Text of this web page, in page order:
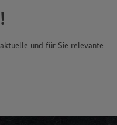
und für Sie relevante